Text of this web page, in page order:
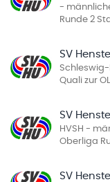
-
Runde 2
SV
Quali zur
SV
HVSH -
Oberliga
SV